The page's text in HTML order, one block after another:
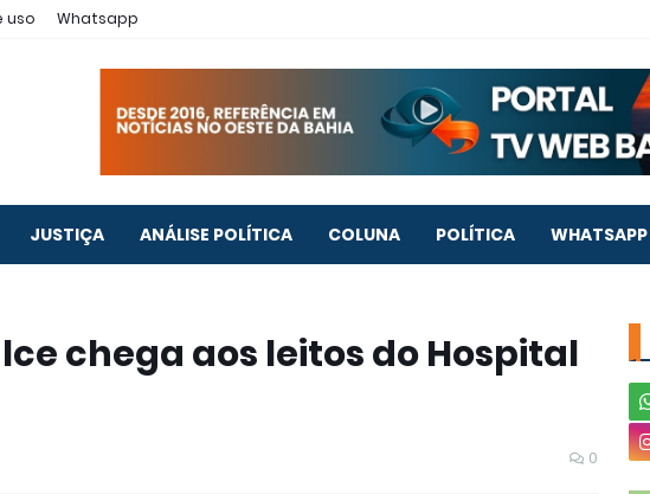
uso Whatsapp
JUSTIÇA ANÁLISE POLÍTICA COLUNA POLÍTICA WHATSAPP
chega aos leitos do Hospital
0